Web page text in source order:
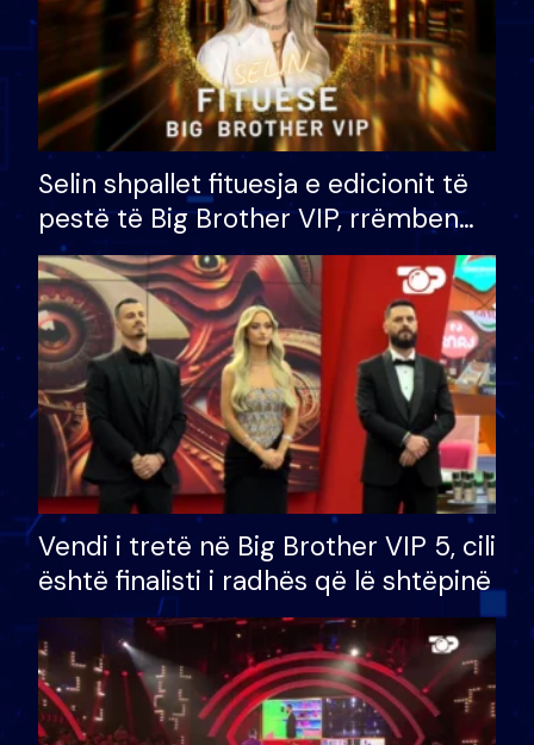
Selin shpallet fituesja e edicionit të
pestë të Big Brother VIP, rrëmben
çmimin e madh prej 100 mijë eurosh
Vendi i tretë në Big Brother VIP 5, cili
është finalisti i radhës që lë shtëpinë